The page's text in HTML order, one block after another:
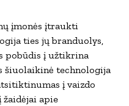
įmonės įtraukti
ties jų branduolys,
pobūdis į užtikrina
šiuolaikinė technologija
į vaizdo
žaidėjai apie